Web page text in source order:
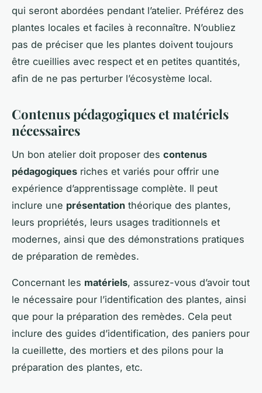
qui seront abordées pendant l’atelier. Préférez des
plantes locales et faciles à reconnaître. N’oubliez
pas de préciser que les plantes doivent toujours
être cueillies avec respect et en petites quantités,
afin de ne pas perturber l’écosystème local.
Contenus pédagogiques et matériels
nécessaires
Un bon atelier doit proposer des contenus
pédagogiques riches et variés pour offrir une
expérience d’apprentissage complète. Il peut
inclure une présentation théorique des plantes,
leurs propriétés, leurs usages traditionnels et
modernes, ainsi que des démonstrations pratiques
de préparation de remèdes.
Concernant les matériels, assurez-vous d’avoir tout
le nécessaire pour l’identification des plantes, ainsi
que pour la préparation des remèdes. Cela peut
inclure des guides d’identification, des paniers pour
la cueillette, des mortiers et des pilons pour la
préparation des plantes, etc.